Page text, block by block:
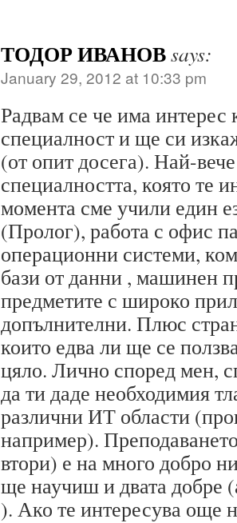
ТОДОР ИВАНОВsays:
January 29, 2012 at 10:33 pm
Радвам се че има интерес
специалност и ще си
(от опит досега). Най-
специалността, която те
момента сме учили един
(Пролог), работа с офис
операционни системи,
бази от данни , машинен
предметите с широко
допълнителни. Плюс
които едва ли ще се
цяло. Лично според мен,
да ти даде необходимия
различни ИТ области
например).
втори) е на много добро
ще научиш и двата добре
). Ако те интересува още